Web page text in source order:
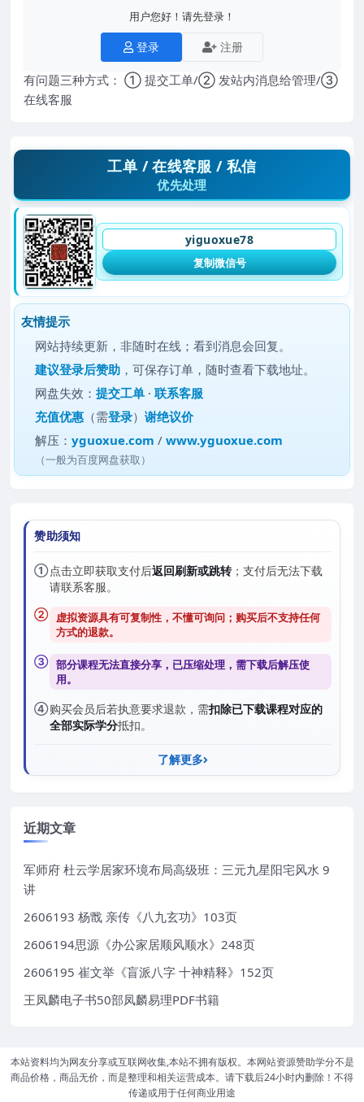
用户您好！请先登录！
登录 注册
有问题三种方式： ① 提交工单/② 发站内消息给管理/③
在线客服
工单 / 在线客服 / 私信
优先处理
yiguoxue78
复制微信号
友情提示
网站持续更新，非随时在线；看到消息会回复。
建议登录后赞助 ，可保存订单，随时查看下载地址。
网盘失效：提交工单 ·联系客服
充值优惠 （需登录）谢绝议价
解压：yguoxue.com /www.yguoxue.com
（一般为百度网盘获取）
赞助须知
①点击立即获取支付后返回刷新或跳转；支付后无法下载
请联系客服。
② 虚拟资源具有可复制性，不懂可询问；购买后不支持任何
方式的退款。
③ 部分课程无法直接分享，已压缩处理，需下载后解压使
用。
④购买会员后若执意要求退款，需扣除已下载课程对应的
全部实际学分抵扣。
了解更多
近期文章
军师府 杜云学居家环境布局高级班：三元九星阳宅风水 9
讲
2606193 杨戬 亲传《八九玄功》103页
2606194思源《办公家居顺风顺水》248页
2606195 崔文举《盲派八字 十神精释》152页
王凤麟电子书50部凤麟易理PDF书籍
本站资料均为网友分享或互联网收集,本站不拥有版权。本网站资源赞助学分不是
商品价格，商品无价，而是整理和相关运营成本。请下载后24小时内删除！不得
传递或用于任何商业用途